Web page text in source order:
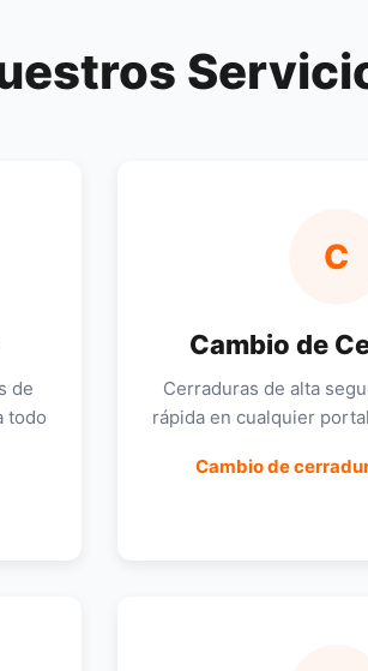
de
todo
C
Cambio de
Cerraduras de alta
rápida en cualquier
Cambio de